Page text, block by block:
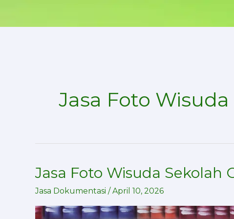
Jasa Foto
Jasa Foto Wisuda Sekolah
Jasa Dokumentasi /April 10, 2026
Jasa
Sekolah